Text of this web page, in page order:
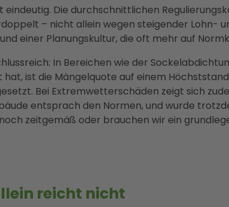
eindeutig. Die durchschnittlichen
– nicht allein wegen steigender Lohn-
einer Planungskultur, die oft mehr auf
In Bereichen wie der
ist die Mängelquote auf einem
Bei Extremwetterschäden zeigt sich
entsprach den Normen, und wurde
zeitgemäß oder brauchen wir ein
reicht nicht